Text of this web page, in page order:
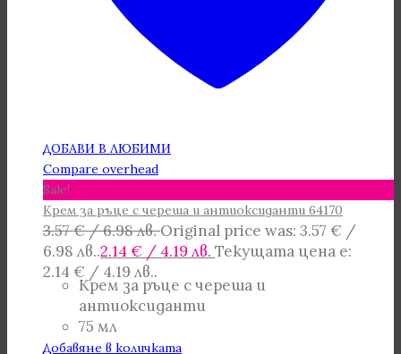
ДОБАВИ В ЛЮБИМИ
Compare overhead
Sale!
Крем за ръце с череша и антиоксиданти 64170
3.57€/ 6.98 лв.Original price was: 3.57 € /
6.98 лв..2.14 € / 4.19 лв. Текущата цена е:
2.14 € / 4.19 лв..
Крем за ръце с череша и
антиоксиданти
75 мл
Добавяне в количката